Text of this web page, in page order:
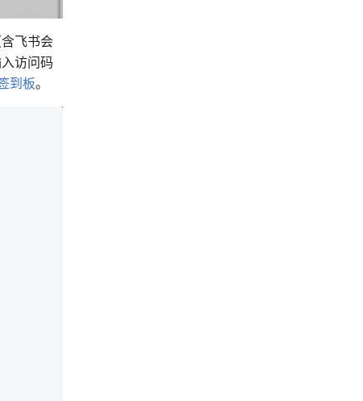
飞书会
访问码
到板。